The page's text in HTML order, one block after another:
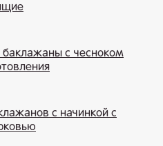
с чесноком
с начинкой с